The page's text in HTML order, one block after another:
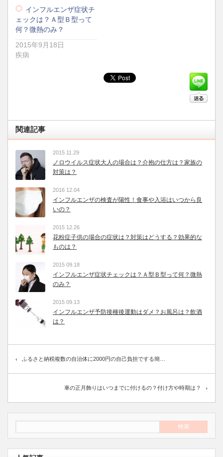
インフルエンザ症状チ
ェックは？Ａ型Ｂ型って
何？微熱のみ？
2015年9月18日
疾病
関連記事
2015 11.29
ノロウイルス症状大人の場合は？介抱の仕方は？家族の
対策は？
2016 12.04
インフルエンザの検査が陽性！食事や入浴はいつから良
いの？
2015 12.26
花粉症子供の場合の症状は？対策はどうする？効果的な
ものは？
2015 09.18
インフルエンザ症状チェックは？Ａ型Ｂ型って何？微熱
のみ？
2015 09.13
インフルエンザ予防接種後運動はダメ？お風呂は？飲酒
は？
ふるさと納税複数の自治体に2000円の自己負担でする簡…
車の正月飾りはいつまでに付けるの？付け方や時期は？